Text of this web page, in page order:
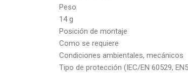
Peso
14 g
Posición de montaje
Como se requiere
Condiciones ambientales, mecánicos
Tipo de protección (IEC/EN 60529,